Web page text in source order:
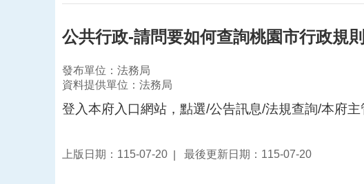
公共行政-請問要如何查詢桃園市行政規
發布單位：法務局
資料提供單位：法務局
登入本府入口網站，點選/公告訊息/法規查詢/本府
上版日期：115-07-20 最後更新日期：115-07-20